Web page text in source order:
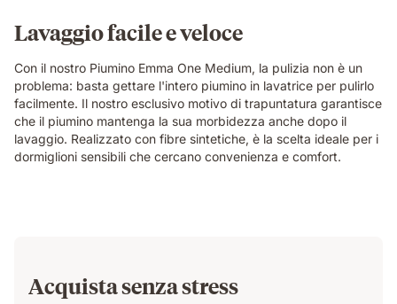
Lavaggio facile e veloce
Con il nostro Piumino Emma One Medium, la pulizia non è un
problema: basta gettare l'intero piumino in lavatrice per pulirlo
facilmente. Il nostro esclusivo motivo di trapuntatura garantisce
che il piumino mantenga la sua morbidezza anche dopo il
lavaggio. Realizzato con fibre sintetiche, è la scelta ideale per i
dormiglioni sensibili che cercano convenienza e comfort.
Acquista senza stress